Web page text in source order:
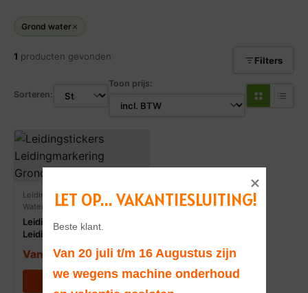
Grond water
1 producten gevonden Filters
Sorteren:
Toon prijs:
Leiding stickers / Markeringen ·
Water
Leidingstickers
Leidingmarkering
Grondwater (Water)
Vanaf€1,75incl. BTW
LET OP... VAKANTIESLUITING!
Van 20 juli t/m 16 Augustus zijn
we wegens machine onderhoud